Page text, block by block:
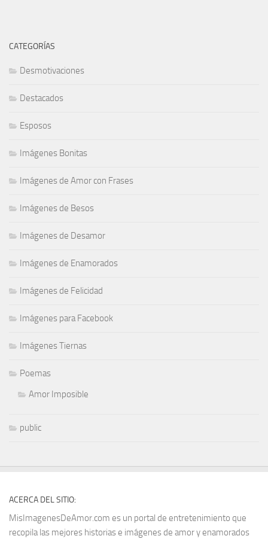
CATEGORÍAS
Desmotivaciones
Destacados
Esposos
Imágenes Bonitas
Imágenes de Amor con Frases
Imágenes de Besos
Imágenes de Desamor
Imágenes de Enamorados
Imágenes de Felicidad
Imágenes para Facebook
Imágenes Tiernas
Poemas
Amor Imposible
public
ACERCA DEL SITIO:
MisImagenesDeAmor.com es un portal de entretenimiento que
recopila las mejores historias e imágenes de amor y enamorados